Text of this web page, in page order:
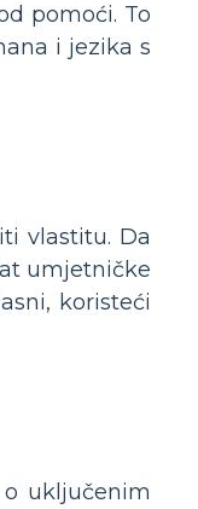
pomoći. To
i jezika s
vlastitu. Da
umjetničke
koristeći
uključenim